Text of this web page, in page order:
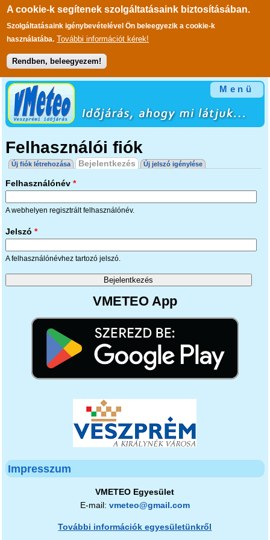
A cookie-k segítenek szolgáltatásaink biztosításában.
Szolgáltatásaink igénybevételével Ön beleegyezik a cookie-k
használatába. További információt kérek!
Rendben, beleegyezem!
Ugrás a tartalomra
Menü
Felhasználói fiók
Elsődleges fülek
Új fiók létrehozása Bejelentkezés (aktív fül)
Új jelszó igénylése
Felhasználónév *
A webhelyen regisztrált felhasználónév.
Jelszó *
A felhasználónévhez tartozó jelszó.
VMETEO App
Impresszum
VMETEO Egyesület
E-mail: vmeteo@gmail.com
További információk egyesületünkről